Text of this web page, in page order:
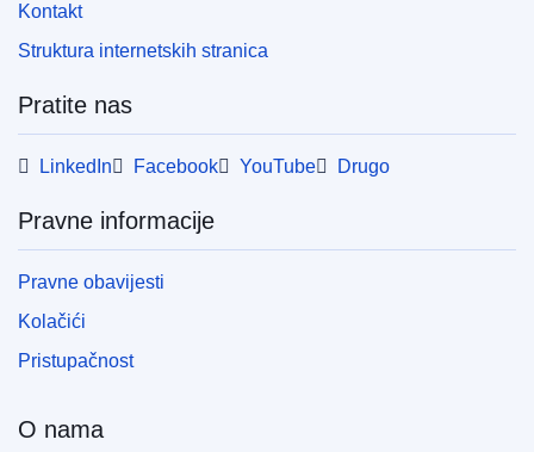
Kontakt
Struktura internetskih stranica
Pratite nas
LinkedIn Facebook YouTube Drugo
Pravne informacije
Pravne obavijesti
Kolačići
Pristupačnost
O nama